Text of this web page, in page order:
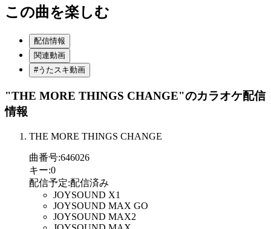
この曲を楽しむ
配信情報
関連動画
#うたスキ動画
"THE MORE THINGS CHANGE"のカラオケ配信
情報
THE MORE THINGS CHANGE
曲番号:646026
キー:0
配信予定:配信済み
JOYSOUND X1
JOYSOUND MAX GO
JOYSOUND MAX2